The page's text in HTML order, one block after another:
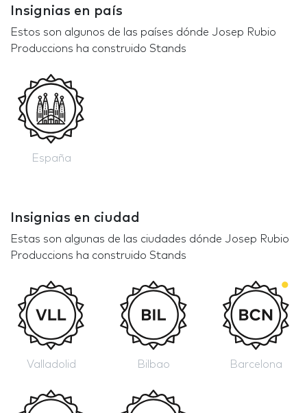
Insignias en país
Estos son algunos de las países dónde Josep Rubio
Produccions ha construido Stands
España
Insignias en ciudad
Estas son algunas de las ciudades dónde Josep Rubio
Produccions ha construido Stands
Valladolid Bilbao Barcelona